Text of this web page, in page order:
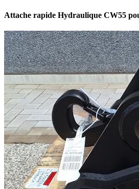
Attache rapide Hydraulique CW55